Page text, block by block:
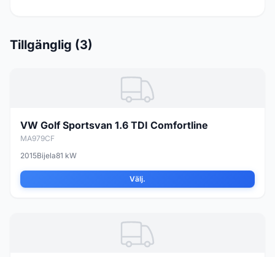
Tillgänglig (3)
VW Golf Sportsvan 1.6 TDI Comfortline
MA979CF
2015Bijela81 kW
Välj.